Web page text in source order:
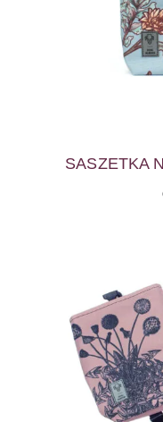
SASZETKA